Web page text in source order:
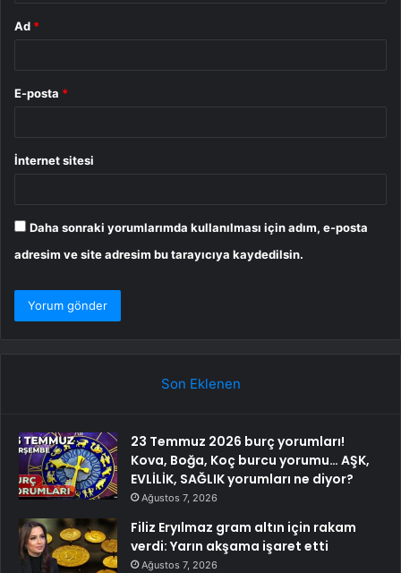
Ad *
E-posta *
İnternet sitesi
Daha sonraki yorumlarımda kullanılması için adım, e-posta
adresim ve site adresim bu tarayıcıya kaydedilsin.
Son Eklenen
23 Temmuz 2026 burç yorumları!
Kova, Boğa, Koç burcu yorumu… AŞK,
EVLİLİK, SAĞLIK yorumları ne diyor?
Ağustos 7, 2026
Filiz Eryılmaz gram altın için rakam
verdi: Yarın akşama işaret etti
Ağustos 7, 2026